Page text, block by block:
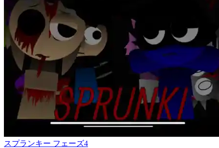
スプランキー フェーズ4